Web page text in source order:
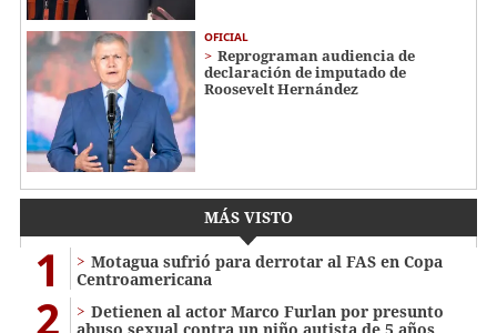
OFICIAL
Reprograman audiencia de
declaración de imputado de
Roosevelt Hernández
MÁS VISTO
1
Motagua sufrió para derrotar al FAS en Copa
Centroamericana
2
Detienen al actor Marco Furlan por presunto